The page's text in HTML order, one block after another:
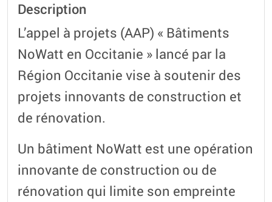
Description
L’appel à projets (AAP) « Bâtiments
NoWatt en Occitanie » lancé par la
Région Occitanie vise à soutenir des
projets innovants de construction et
de rénovation.
Un bâtiment NoWatt est une opération
innovante de construction ou de
rénovation qui limite son empreinte